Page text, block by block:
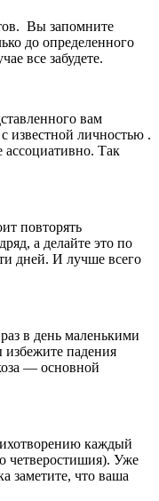
Вы запомните
до определенного
все забудете.
вам
известной личностью .
Так
повторять
а делайте это по
дней. И лучше всего
в день маленькими
падения
— основной
каждый
четверостишия). Уже
заметите, что ваша